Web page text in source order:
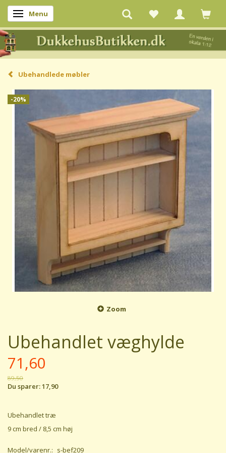
Skifte navigation
Menu
Ubehandlede møbler
-20%
Zoom
Ubehandlet væghylde
71,60
89,50
Du sparer:17,90
Ubehandlet træ
9 cm bred / 8,5 cm høj
Model/varenr.: s-bef209